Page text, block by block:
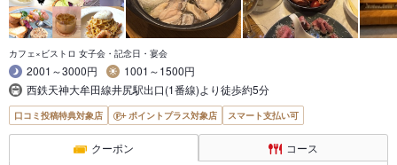
カフェ×ビストロ 女子会・記念日・宴会
2001～3000円
1001～1500円
西鉄天神大牟田線井尻駅出口(1番線)より徒歩約5分
口コミ投稿特典対象店 ポイントプラス対象店 スマート支払い可
クーポン コース